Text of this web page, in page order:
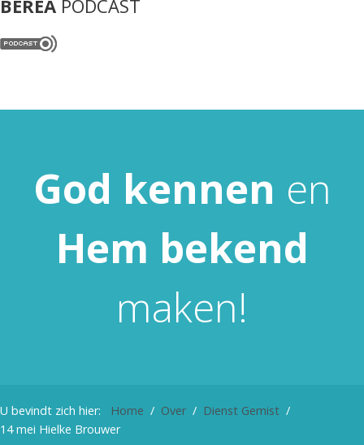
BEREA PODCAST
God kennen en
Hem bekend
maken!
U bevindt zich hier: Home Over
Dienst Gemist
14 mei Hielke Brouwer